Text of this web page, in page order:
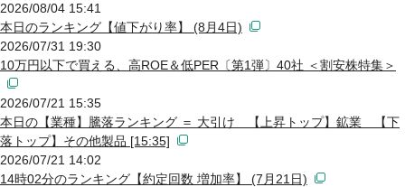
2026/08/04 15:41
本日のランキング【値下がり率】 (8月4日)
2026/07/31 19:30
10万円以下で買える、高ROE＆低PER〔第1弾〕40社 ＜割安株特集＞
2026/07/21 15:35
本日の【業種】騰落ランキング ＝ 大引け 【上昇トップ】鉱業 【下
落トップ】その他製品 [15:35]
2026/07/21 14:02
14時02分のランキング【約定回数 増加率】 (7月21日)